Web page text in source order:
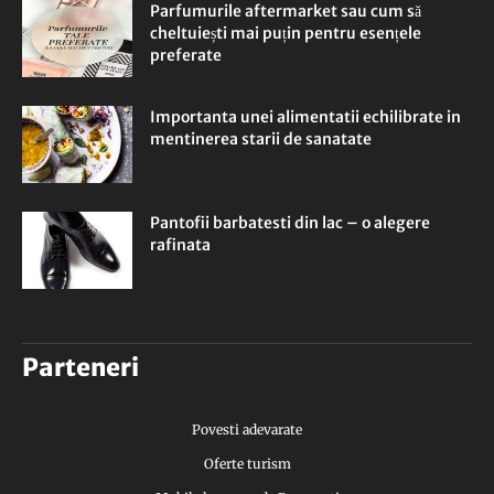
Parfumurile aftermarket sau cum să
cheltuiești mai puțin pentru esențele
preferate
Importanta unei alimentatii echilibrate in
mentinerea starii de sanatate
Pantofii barbatesti din lac – o alegere
rafinata
Parteneri
Povesti adevarate
Oferte turism